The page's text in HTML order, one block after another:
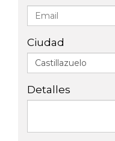
Ciudad
Detalles